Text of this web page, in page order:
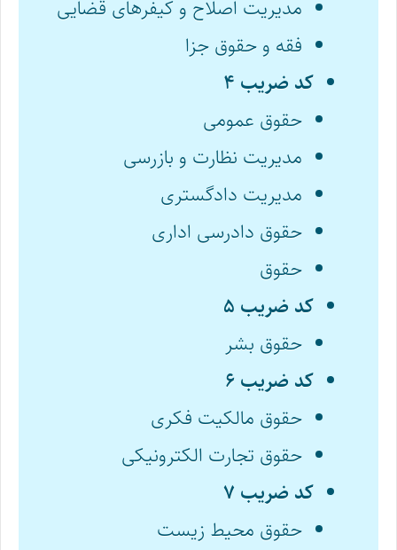
مدیریت اصلاح و کیفرهای قضایی
فقه و حقوق جزا
کد ضریب ۴
حقوق عمومی
مدیریت نظارت و بازرسی
مدیریت دادگستری
حقوق دادرسی اداری
حقوق
کد ضریب ۵
حقوق بشر
کد ضریب ۶
حقوق مالکیت فکری
حقوق تجارت الکترونیکی
کد ضریب ۷
حقوق محیط زیست